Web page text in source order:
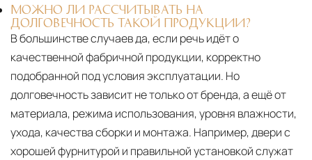
МОЖНО ЛИ РАССЧИТЫВАТЬ НА
ДОЛГОВЕЧНОСТЬ ТАКОЙ ПРОДУКЦИИ?
В большинстве случаев да, если речь идёт о
качественной фабричной продукции, корректно
подобранной под условия эксплуатации. Но
долговечность зависит не только от бренда, а ещё от
материала, режима использования, уровня влажности,
ухода, качества сборки и монтажа. Например, двери с
хорошей фурнитурой и правильной установкой служат